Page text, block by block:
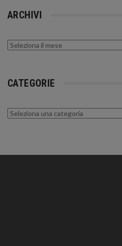
ARCHIVI
Archivi
CATEGORIE
Categorie